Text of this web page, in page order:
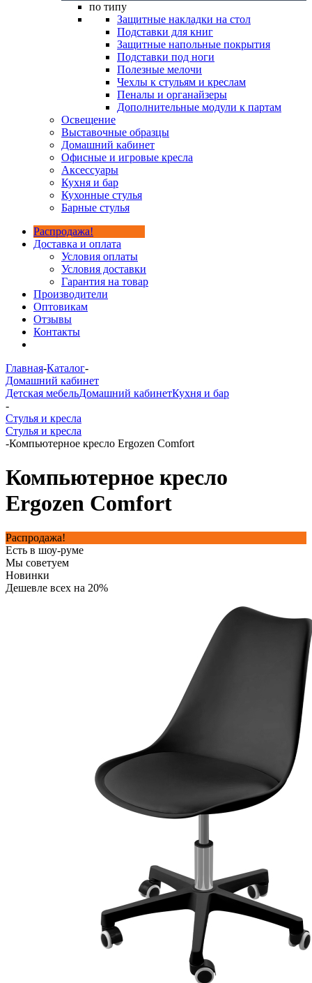
по типу
Защитные накладки на стол
Подставки для книг
Защитные напольные покрытия
Подставки под ноги
Полезные мелочи
Чехлы к стульям и креслам
Пеналы и органайзеры
Дополнительные модули к партам
Освещение
Выставочные образцы
Домашний кабинет
Офисные и игровые кресла
Аксессуары
Кухня и бар
Кухонные стулья
Барные стулья
Распродажа!
Доставка и оплата
Условия оплаты
Условия доставки
Гарантия на товар
Производители
Оптовикам
Отзывы
Контакты
Главная-Каталог-
Домашний кабинет
Детская мебельДомашний кабинетКухня и бар
-
Стулья и кресла
Стулья и кресла
-Компьютерное кресло Ergozen Comfort
Компьютерное кресло
Ergozen Comfort
Распродажа!
Есть в шоу-руме
Мы советуем
Новинки
Дешевле всех на 20%